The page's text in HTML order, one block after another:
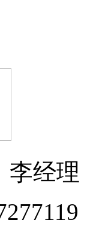
李经理